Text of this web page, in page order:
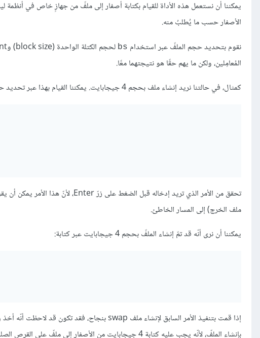
يمكننا أن نستعمل هذه الأداة للقيام بكتابة أصفار إلى ملفّ من جهازٍ خاص في
الأصفار حسب ما يُطلبُ منه.
نقوم بتحديد حجم الملفّ عبر استخدام bs
المُعامِلين، ولكن ما يهم حقًا هو نتيجتهما معًا.
كمثال، في حالتنا نريد إنشاء ملف بحجم 4 جيجابايت. يمكننا القيام بهذا عبر تحديد حجم الكتلة الواحدة بـ 1 جيجابايت وبتحديد عدد الكتل إلى 4:
تحقق من الأمر الذي تريد إدخاله قبل الضغط على زرّ Enter، لأنّ هذا الأمر يمكن أن يقوم بمسح بياناتك في حال قمت بتوجيه
ملف الخرج) إلى المسار الخاطئ.
يمكننا أن نرى أنّه قد تمّ إنشاء الملفّ بحجم 4 جيجابايت عبر كتابة:
بإنشاء الملفّ، لأنّه يجب عليه كتابة 4 جيجابايت من الأصفار إلى ملفّ على القرص الصلب.